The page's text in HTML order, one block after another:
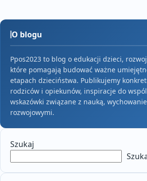
O blogu
Ppos2023 to blog o edukacji dzieci,
które pomagają budować ważne
etapach dzieciństwa. Publikujemy
rodziców i opiekunów, inspiracje do
wskazówki związane z nauką,
rozwojowymi.
Szukaj